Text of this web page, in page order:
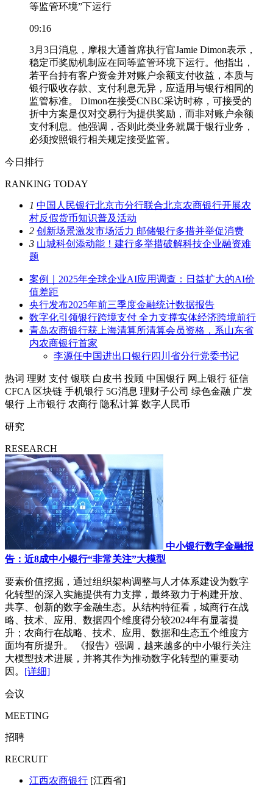
等监管环境”下运行
09:16
3月3日消息，摩根大通首席执行官Jamie Dimon表示，
稳定币奖励机制应在同等监管环境下运行。他指出，
若平台持有客户资金并对账户余额支付收益，本质与
银行吸收存款、支付利息无异，应适用与银行相同的
监管标准。 Dimon在接受CNBC采访时称，可接受的
折中方案是仅对交易行为提供奖励，而非对账户余额
支付利息。他强调，否则此类业务就属于银行业务，
必须按照银行相关规定接受监管。
今日排行
RANKING TODAY
1 中国人民银行北京市分行联合北京农商银行开展农
村反假货币知识普及活动
2 创新场景激发市场活力 邮储银行多措并举促消费
3 山城科创添动能！建行多举措破解科技企业融资难
题
案例｜2025年全球企业AI应用调查：日益扩大的AI价
值差距
央行发布2025年前三季度金融统计数据报告
数字化引领银行跨境支付 全力支撑实体经济跨境前行
青岛农商银行获上海清算所清算会员资格，系山东省
内农商银行首家
李源任中国进出口银行四川省分行党委书记
热词 理财 支付 银联 白皮书 投顾 中国银行 网上银行 征信
CFCA 区块链 手机银行 5G消息 理财子公司 绿色金融 广发
银行
上市银行 农商行 隐私计算 数字人民币
研究
RESEARCH
中小银行数字金融报
告：近8成中小银行“非常关注”大模型
要素价值挖掘，通过组织架构调整与人才体系建设为数字
化转型的深入实施提供有力支撑，最终致力于构建开放、
共享、创新的数字金融生态。从结构特征看，城商行在战
略、技术、应用、数据四个维度得分较2024年有显著提
升；农商行在战略、技术、应用、数据和生态五个维度方
面均有所提升。 《报告》强调，越来越多的中小银行关注
大模型技术进展，并将其作为推动数字化转型的重要动
因。 [详细]
会议
MEETING
招聘
RECRUIT
江西农商银行 [江西省]